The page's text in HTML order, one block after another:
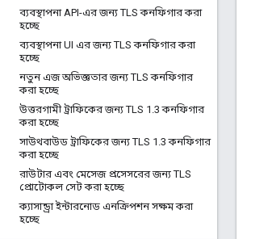
ব্যবস্থাপনা API-এর জন্য TLS কনফিগার করা
হচ্ছে
ব্যবস্থাপনা UI এর জন্য TLS কনফিগার করা
হচ্ছে
নতুন এজ অভিজ্ঞতার জন্য TLS কনফিগার
করা হচ্ছে
উত্তরগামী ট্রাফিকের জন্য TLS 1 .3 কনফিগার
করা হচ্ছে
সাউথবাউড ট্রাফিকের জন্য TLS 1 .3 কনফিগার
করা হচ্ছে
রাউটার এবং মেসেজ প্রসেসরের জন্য TLS
প্রোটোকল সেট করা হচ্ছে
ক্যাসান্ড্রা ইন্টারনোড এনক্রিপশন সক্ষম করা
হচ্ছে